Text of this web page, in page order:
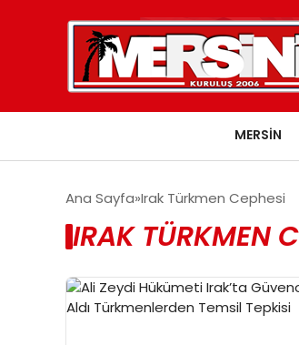
MERSIN
Ana Sayfa Irak Türkmen Cephesi
IRAK TÜRKMEN